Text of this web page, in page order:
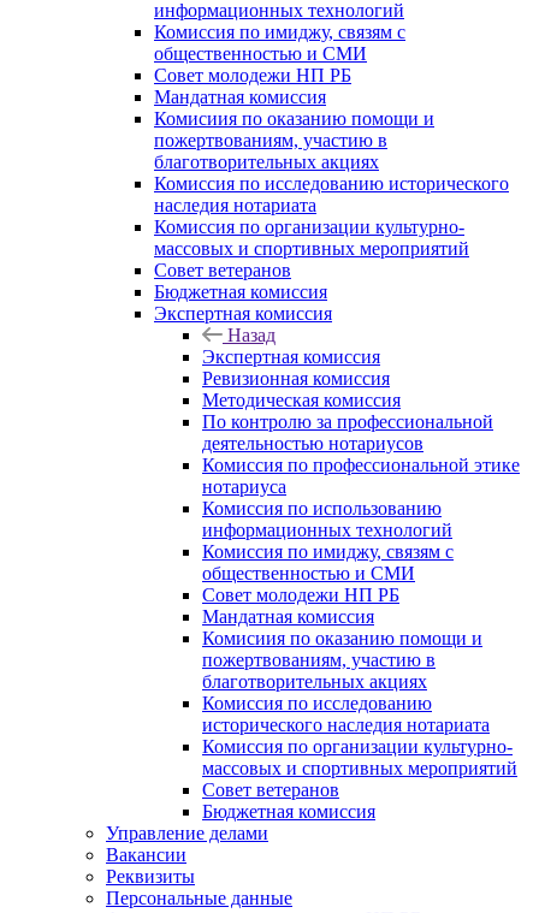
информационных технологий
Комиссия по имиджу, связям с
общественностью и СМИ
Совет молодежи НП РБ
Мандатная комиссия
Комисиия по оказанию помощи и
пожертвованиям, участию в
благотворительных акциях
Комиссия по исследованию исторического
наследия нотариата
Комиссия по организации культурно-
массовых и спортивных мероприятий
Совет ветеранов
Бюджетная комиссия
Экспертная комиссия
Назад
Экспертная комиссия
Ревизионная комиссия
Методическая комиссия
По контролю за профессиональной
деятельностью нотариусов
Комиссия по профессиональной этике
нотариуса
Комиссия по использованию
информационных технологий
Комиссия по имиджу, связям с
общественностью и СМИ
Совет молодежи НП РБ
Мандатная комиссия
Комисиия по оказанию помощи и
пожертвованиям, участию в
благотворительных акциях
Комиссия по исследованию
исторического наследия нотариата
Комиссия по организации культурно-
массовых и спортивных мероприятий
Совет ветеранов
Бюджетная комиссия
Управление делами
Вакансии
Реквизиты
Персональные данные